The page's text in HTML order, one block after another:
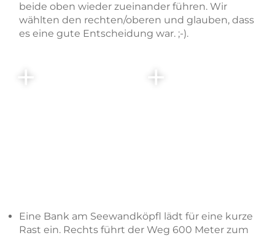
beide oben wieder zueinander führen. Wir
wählten den rechten/oberen und glauben, dass
es eine gute Entscheidung war. ;-).
Eine Bank am Seewandköpfl lädt für eine kurze
Rast ein. Rechts führt der Weg 600 Meter zum